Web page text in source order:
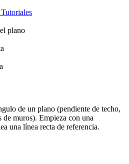
plano
de un plano (pendiente de techo,
de muros). Empieza con una
una línea recta de referencia.